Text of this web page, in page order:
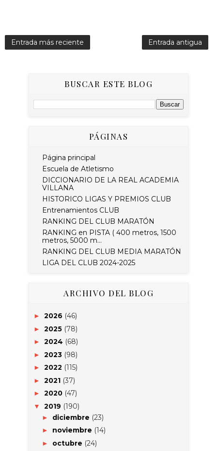
Entrada más reciente Entrada antigua
BUSCAR ESTE BLOG
PÁGINAS
Página principal
Escuela de Atletismo
DICCIONARIO DE LA REAL ACADEMIA
VILLANA
HISTORICO LIGAS Y PREMIOS CLUB
Entrenamientos CLUB
RANKING DEL CLUB MARATÓN
RANKING en PISTA ( 400 metros, 1500
metros, 5000 m...
RANKING DEL CLUB MEDIA MARATÓN
LIGA DEL CLUB 2024-2025
ARCHIVO DEL BLOG
► 2026 (46)
► 2025 (78)
► 2024 (68)
► 2023 (98)
► 2022 (115)
► 2021 (37)
► 2020 (47)
▼ 2019 (190)
► diciembre (23)
► noviembre (14)
► octubre (24)